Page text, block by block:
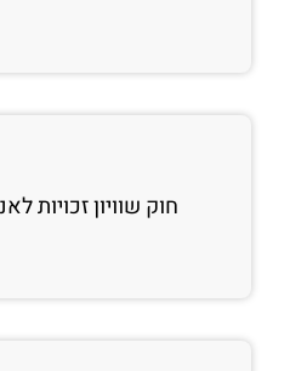
חוק שוויון זכויות